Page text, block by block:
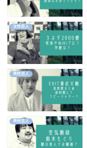
女性芸人
男性芸人
男性芸人